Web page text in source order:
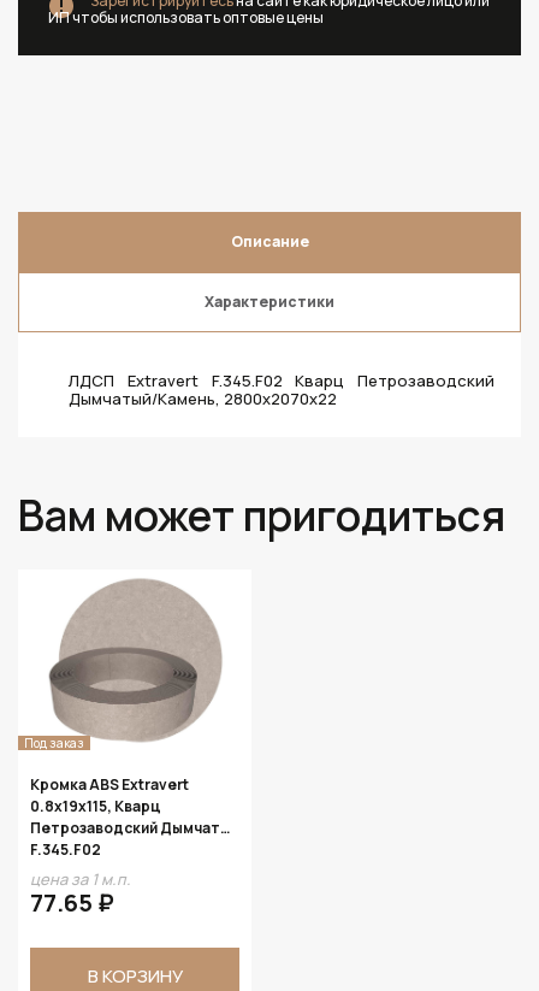
ИП чтобы использовать оптовые цены
Описание
Характеристики
ЛДСП Extravert F.345.F02 Кварц Петрозаводский
Дымчатый/Камень, 2800х2070х22
Вам может пригодиться
Под заказ
Кромка ABS Extravert
0.8х19х115, Кварц
Петрозаводский Дымчатый
F.345.F02
цена за 1 м.п.
77.65 ₽
В КОРЗИНУ